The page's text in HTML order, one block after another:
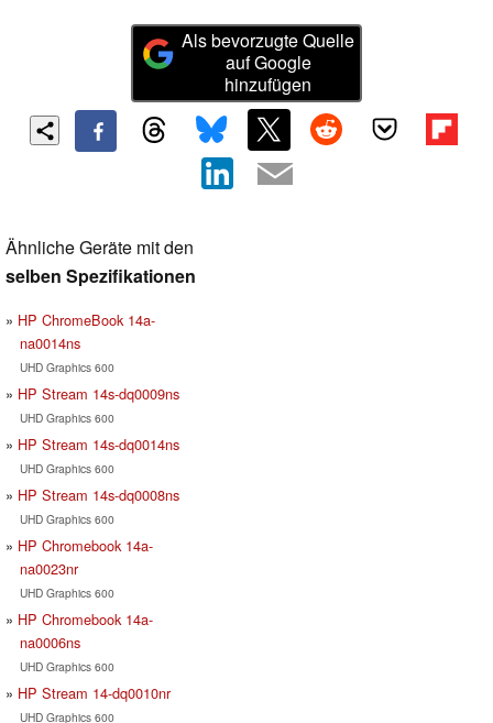
Als bevorzugte Quelle
auf Google
hinzufügen
Ähnliche Geräte mit den
selben Spezifikationen
HP ChromeBook 14a-
na0014ns
UHD Graphics 600
HP Stream 14s-dq0009ns
UHD Graphics 600
HP Stream 14s-dq0014ns
UHD Graphics 600
HP Stream 14s-dq0008ns
UHD Graphics 600
HP Chromebook 14a-
na0023nr
UHD Graphics 600
HP Chromebook 14a-
na0006ns
UHD Graphics 600
HP Stream 14-dq0010nr
UHD Graphics 600